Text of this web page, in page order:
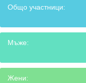
Общо участници:
Мъже:
Жени: